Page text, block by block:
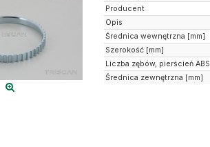
Producent
Opis
Średnica wewnętrzna [mm]
Szerokość [mm]
Liczba zębów, pierścień ABS
Średnica zewnętrzna [mm]